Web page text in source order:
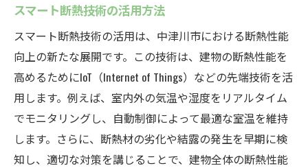
スマート断熱技術の活用方法
スマート断熱技術の活用は、中津川市における断熱性能
向上の新たな展開です。この技術は、建物の断熱性能を
高めるためにIoT（Internet of Things）などの先端技術を活
用します。例えば、室内外の気温や湿度をリアルタイム
でモニタリングし、自動制御によって最適な室温を維持
します。さらに、断熱材の劣化や結露の発生を早期に検
知し、適切な対策を講じることで、建物全体の断熱性能